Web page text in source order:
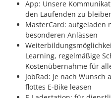
App: Unsere
den Laufenden zu
MasterCard: aufgeladen
besonderen Anlässen
Learning, regelmäßige
Kostenübernahme für
JobRad: je nach Wunsch
flottes E-Bike leasen